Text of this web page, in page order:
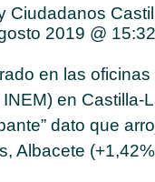
Ciudadanos
2019 @ 15:32
en las
en Castilla-
dato que
Albacete